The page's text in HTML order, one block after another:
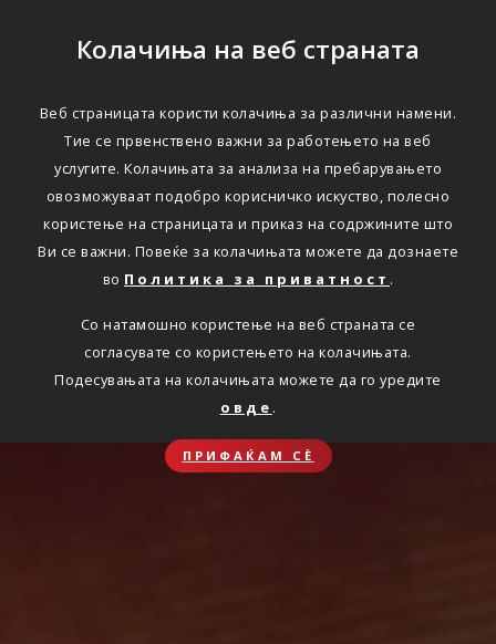
Колачиња на веб страната
Веб страницата користи колачиња за различни намени.
Тие се првенствено важни за работењето на веб
услугите. Колачињата за анализа на пребарувањето
овозможуваат подобро корисничко искуство, полесно
користење на страницата и приказ на содржините што
Ви се важни. Повеќе за колачињата можете да дознаете
во Политика за приватност .
Со натамошно користење на веб страната се
согласувате со користењето на колачињата.
Подесувањата на колачињата можете да го уредите
овде .
ПРИФАЌАМ СЀ